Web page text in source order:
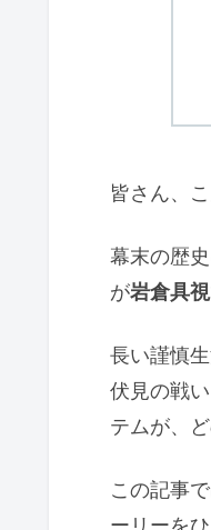
皆さん、
幕末の歴
が岩倉具視
長い謹慎
伏見の戦
テムが、
この記事
ーリーを